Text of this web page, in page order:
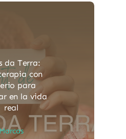
da Terra:
con
para
en la vida
real